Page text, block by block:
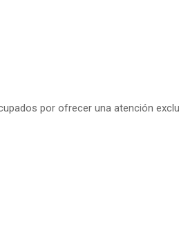
por ofrecer una atención